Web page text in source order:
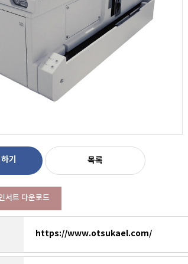
기 목록
서트 다운로드
https://www.otsukael.com/